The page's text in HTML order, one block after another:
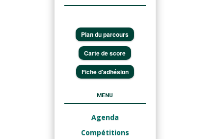
Plan du parcours
Carte de score
Fiche d'adhésion
MENU
Agenda
Compétitions